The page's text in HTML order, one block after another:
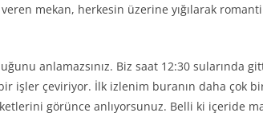
mekan, herkesin üzerine yığılarak
anlamazsınız. Biz saat 12:30
çeviriyor. İlk izlenim buranın daha çok
görünce anlıyorsunuz. Belli ki içeride